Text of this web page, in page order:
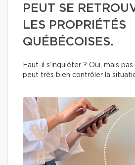
PEUT SE
LES PROPRIÉTÉS
QUÉBÉCOISES.
Faut-il s’inquiéter ? Oui, mais
peut très bien contrôler la